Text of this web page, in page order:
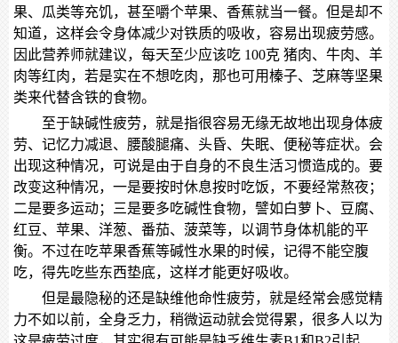
果、瓜类等充饥，甚至嚼个苹果、香蕉就当一餐。但是却不
知道，这样会令身体减少对铁质的吸收，容易出现疲劳感。
因此营养师就建议，每天至少应该吃 100克 猪肉、牛肉、羊
肉等红肉，若是实在不想吃肉，那也可用榛子、芝麻等坚果
类来代替含铁的食物。
至于缺碱性疲劳，就是指很容易无缘无故地出现身体疲
劳、记忆力减退、腰酸腿痛、头昏、失眠、便秘等症状。会
出现这种情况，可说是由于自身的不良生活习惯造成的。要
改变这种情况，一是要按时休息按时吃饭，不要经常熬夜；
二是要多运动；三是要多吃碱性食物，譬如白萝卜、豆腐、
红豆、苹果、洋葱、番茄、菠菜等，以调节身体机能的平
衡。不过在吃苹果香蕉等碱性水果的时候，记得不能空腹
吃，得先吃些东西垫底，这样才能更好吸收。
但是最隐秘的还是缺维他命性疲劳，就是经常会感觉精
力不如以前，全身乏力，稍微运动就会觉得累，很多人以为